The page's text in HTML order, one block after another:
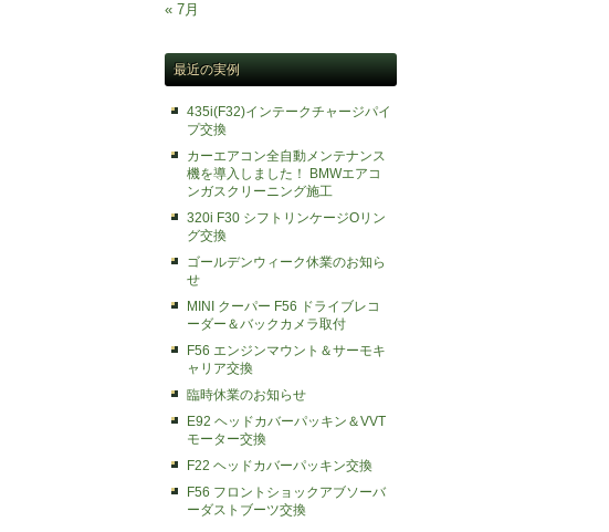
« 7月
最近の実例
435i(F32)インテークチャージパイ
プ交換
カーエアコン全自動メンテナンス
機を導入しました！ BMWエアコ
ンガスクリーニング施工
320i F30 シフトリンケージOリン
グ交換
ゴールデンウィーク休業のお知ら
せ
MINI クーパー F56 ドライブレコ
ーダー＆バックカメラ取付
F56 エンジンマウント＆サーモキ
ャリア交換
臨時休業のお知らせ
E92 ヘッドカバーパッキン＆VVT
モーター交換
F22 ヘッドカバーパッキン交換
F56 フロントショックアブソーバ
ーダストブーツ交換